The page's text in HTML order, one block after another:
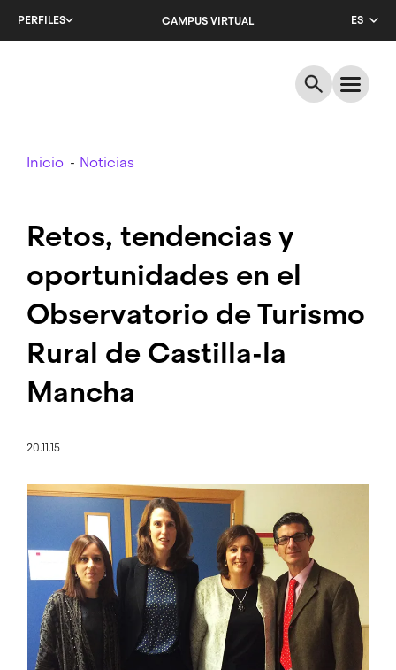
PERFILES CAMPUS VIRTUAL
ES
EN
Breadcrumb
Inicio Noticias
Retos, tendencias y
oportunidades en el
Observatorio de Turismo
Rural de Castilla-la
Mancha
20.11.15
Imagen